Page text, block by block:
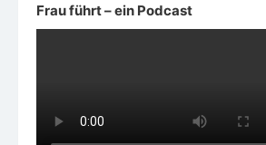
Frau führt – ein Podcast